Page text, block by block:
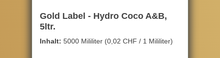
Gold Label - Hydro Coco A&B,
5ltr.
Inhalt: 5000 Mililiter (0,02 CHF / 1 Mililiter)